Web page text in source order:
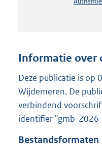
Informatie over
Deze publicatie is
Wijdemeren. De
verbindend
identifier "gmb-
Bestandsformaten